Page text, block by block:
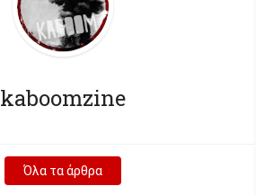
kaboomzine
Όλα τα άρθρα